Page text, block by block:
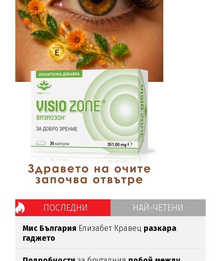
ПОСЛЕДНИ НАЙ-ЧЕТЕНИ
Мис България Елизабет Кравец разкара
гаджето